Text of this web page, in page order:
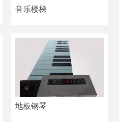
音乐楼梯
地板钢琴